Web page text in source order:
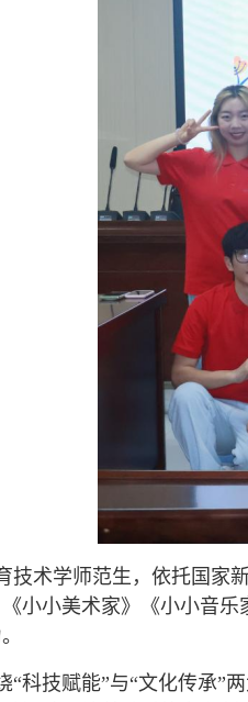
技术学师范生，依托国
小小美术家》《小小音
“科技赋能”与“文化传承”